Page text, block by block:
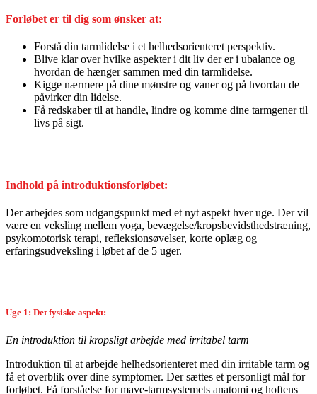
Forløbet er til dig som ønsker at:
Forstå din tarmlidelse i et helhedsorienteret perspektiv.
Blive klar over hvilke aspekter i dit liv der er i ubalance og
hvordan de hænger sammen med din tarmlidelse.
Kigge nærmere på dine mønstre og vaner og på hvordan de
påvirker din lidelse.
Få redskaber til at handle, lindre og komme dine tarmgener til
livs på sigt.
Indhold på introduktionsforløbet:
Der arbejdes som udgangspunkt med et nyt aspekt hver uge. Der vil
være en veksling mellem yoga, bevægelse/kropsbevidsthedstræning,
psykomotorisk terapi, refleksionsøvelser, korte oplæg og
erfaringsudveksling i løbet af de 5 uger.
Uge 1: Det fysiske aspekt:
En introduktion til kropsligt arbejde med irritabel tarm
Introduktion til at arbejde helhedsorienteret med din irritable tarm og
få et overblik over dine symptomer. Der sættes et personligt mål for
forløbet. Få forståelse for mave-tarmsystemets anatomi og hoftens